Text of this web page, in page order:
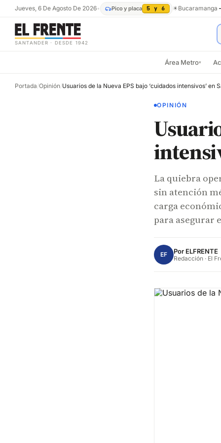
Jueves, 6 De Agosto De 2026• Pico y placa 5 y 6 ☀Bucaramanga
SANTANDER · DESDE 1942
Área Metro▾
Portada/Opinión/Usuarios de la Nueva EPS bajo ‘cuidados intensivos’ en
OPINIÓN
La quiebra
sin atención
carga
para asegurar
EF Por ELFRENTE
Redacción · El